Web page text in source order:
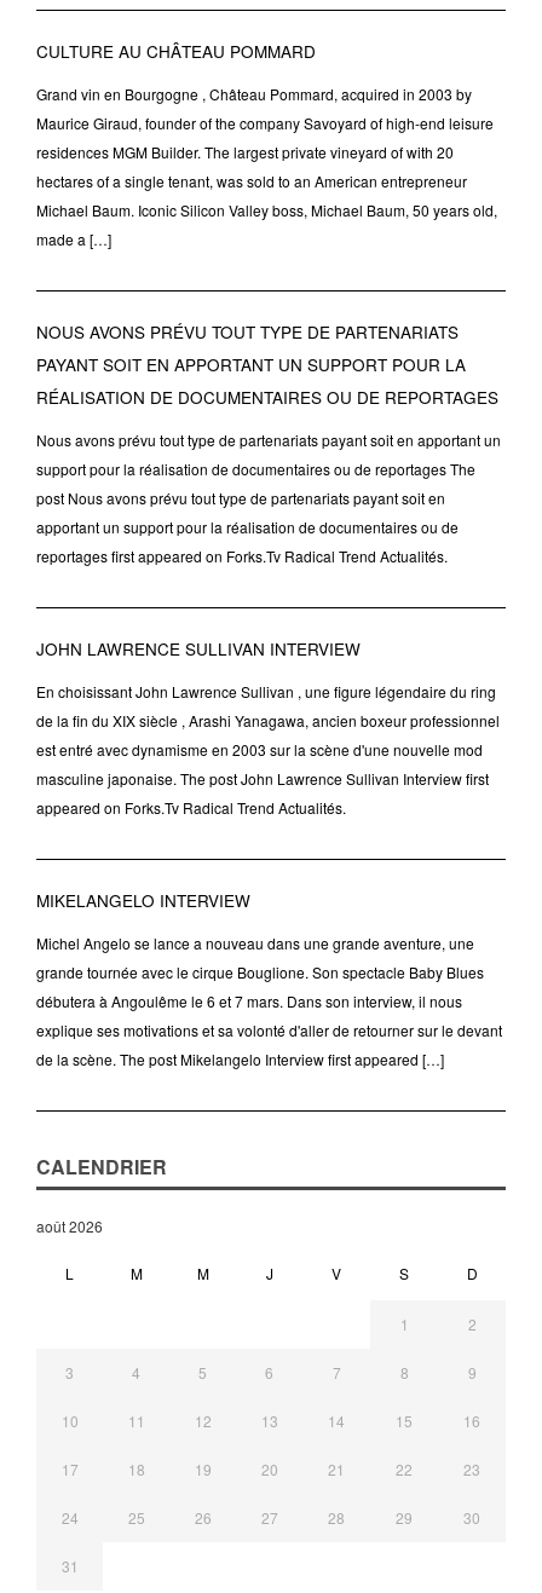
CULTURE AU CHÂTEAU POMMARD
Grand vin en Bourgogne , Château Pommard, acquired in 2003 by
Maurice Giraud, founder of the company Savoyard of high-end leisure
residences MGM Builder. The largest private vineyard of with 20
hectares of a single tenant, was sold to an American entrepreneur
Michael Baum. Iconic Silicon Valley boss, Michael Baum, 50 years old,
made a […]
NOUS AVONS PRÉVU TOUT TYPE DE PARTENARIATS
PAYANT SOIT EN APPORTANT UN SUPPORT POUR LA
RÉALISATION DE DOCUMENTAIRES OU DE REPORTAGES
Nous avons prévu tout type de partenariats payant soit en apportant un
support pour la réalisation de documentaires ou de reportages The
post Nous avons prévu tout type de partenariats payant soit en
apportant un support pour la réalisation de documentaires ou de
reportages first appeared on Forks.Tv Radical Trend Actualités.
JOHN LAWRENCE SULLIVAN INTERVIEW
En choisissant John Lawrence Sullivan , une figure légendaire du ring
de la fin du XIX siècle , Arashi Yanagawa, ancien boxeur professionnel
est entré avec dynamisme en 2003 sur la scène d'une nouvelle mod
masculine japonaise. The post John Lawrence Sullivan Interview first
appeared on Forks.Tv Radical Trend Actualités.
MIKELANGELO INTERVIEW
Michel Angelo se lance a nouveau dans une grande aventure, une
grande tournée avec le cirque Bouglione. Son spectacle Baby Blues
débutera à Angoulême le 6 et 7 mars. Dans son interview, il nous
explique ses motivations et sa volonté d'aller de retourner sur le devant
de la scène. The post Mikelangelo Interview first appeared […]
CALENDRIER
août 2026
L M M J V S D
1 2
3 4 5 6 7 8 9
10 11 12 13 14 15 16
17 18 19 20 21 22 23
24 25 26 27 28 29 30
31